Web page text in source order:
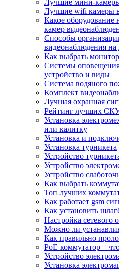
Лучшие мини-
Лучшие wifi камеры
Какое оборудование
камер
Способы
видеонаблюдения на
Как выбрать
Системы
устройство и виды
Система водяного
Комплект
Лучшая охранная
Рейтинг лучших
Установка
или калитку
Установка и
Установка турникета
Устройство
Устройство
Устройство
Как выбрать
Топ лучших
Как работает gsm
Как установить
Настройка сетевого
Можно ли
Как правильно
PoE коммутатор –
Устройство
Установка